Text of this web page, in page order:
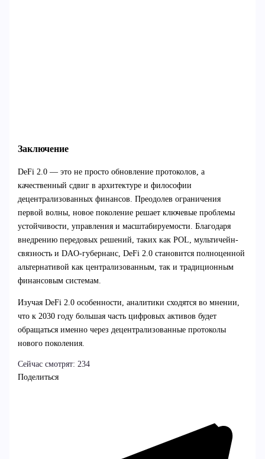
Заключение
DeFi 2.0 — это не просто обновление протоколов, а
качественный сдвиг в архитектуре и философии
децентрализованных финансов. Преодолев ограничения
первой волны, новое поколение решает ключевые проблемы
устойчивости, управления и масштабируемости. Благодаря
внедрению передовых решений, таких как POL, мультичейн-
связность и DAO-губернанс, DeFi 2.0 становится полноценной
альтернативой как централизованным, так и традиционным
финансовым системам.
Изучая DeFi 2.0 особенности, аналитики сходятся во мнении,
что к 2030 году большая часть цифровых активов будет
обращаться именно через децентрализованные протоколы
нового поколения.
Сейчас смотрят: 234
Поделиться